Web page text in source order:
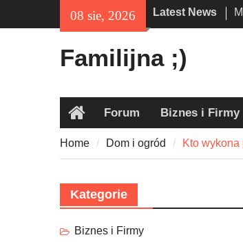
08 sie, 2026 Latest News
Familijna ;)
HomeForum Biznes i Firmy
Home Dom i ogród Kto wykona
Kategorie
Biznes i Firmy